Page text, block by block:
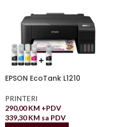
EPSON EcoTank L1210
PRINTERI
290,00KM +PDV
339,30KM sa PDV